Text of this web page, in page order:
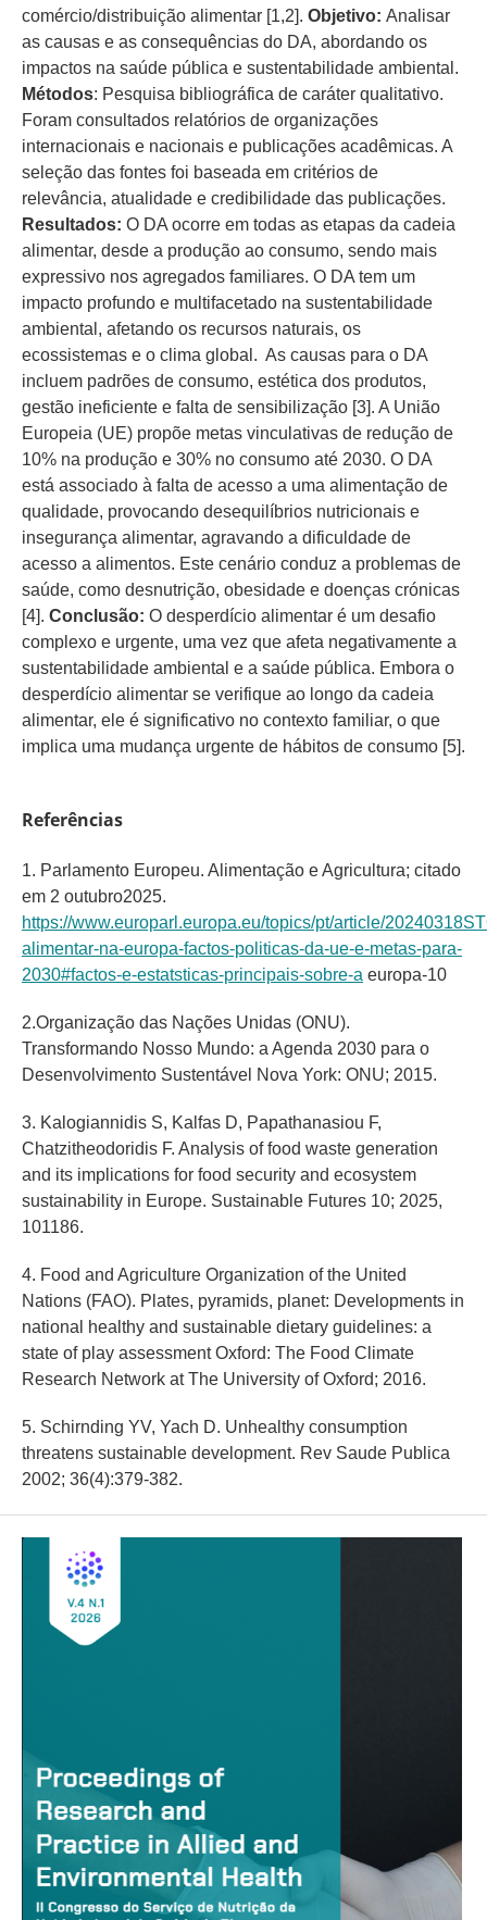
comércio/distribuição alimentar [1,2]. Objetivo: Analisar
as causas e as consequências do DA, abordando os
impactos na saúde pública e sustentabilidade ambiental.
Métodos: Pesquisa bibliográfica de caráter qualitativo.
Foram consultados relatórios de organizações
internacionais e nacionais e publicações acadêmicas. A
seleção das fontes foi baseada em critérios de
relevância, atualidade e credibilidade das publicações.
Resultados: O DA ocorre em todas as etapas da cadeia
alimentar, desde a produção ao consumo, sendo mais
expressivo nos agregados familiares. O DA tem um
impacto profundo e multifacetado na sustentabilidade
ambiental, afetando os recursos naturais, os
ecossistemas e o clima global. As causas para o DA
incluem padrões de consumo, estética dos produtos,
gestão ineficiente e falta de sensibilização [3]. A União
Europeia (UE) propõe metas vinculativas de redução de
10% na produção e 30% no consumo até 2030. O DA
está associado à falta de acesso a uma alimentação de
qualidade, provocando desequilíbrios nutricionais e
insegurança alimentar, agravando a dificuldade de
acesso a alimentos. Este cenário conduz a problemas de
saúde, como desnutrição, obesidade e doenças crónicas
[4]. Conclusão: O desperdício alimentar é um desafio
complexo e urgente, uma vez que afeta negativamente a
sustentabilidade ambiental e a saúde pública. Embora o
desperdício alimentar se verifique ao longo da cadeia
alimentar, ele é significativo no contexto familiar, o que
implica uma mudança urgente de hábitos de consumo [5].
Referências
1. Parlamento Europeu. Alimentação e Agricultura; citado
em 2 outubro2025.
https://www.europarl.europa.eu/topics/pt/article/
alimentar-na-europa-factos-politicas-da-ue-e-metas-para-
2030#factos-e-estatsticas-principais-sobre-a europa-10
2.Organização das Nações Unidas (ONU).
Transformando Nosso Mundo: a Agenda 2030 para o
Desenvolvimento Sustentável Nova York: ONU; 2015.
3. Kalogiannidis S, Kalfas D, Papathanasiou F,
Chatzitheodoridis F. Analysis of food waste generation
and its implications for food security and ecosystem
sustainability in Europe. Sustainable Futures 10; 2025,
101186.
4. Food and Agriculture Organization of the United
Nations (FAO). Plates, pyramids, planet: Developments in
national healthy and sustainable dietary guidelines: a
state of play assessment Oxford: The Food Climate
Research Network at The University of Oxford; 2016.
5. Schirnding YV, Yach D. Unhealthy consumption
threatens sustainable development. Rev Saude Publica
2002; 36(4):379-382.